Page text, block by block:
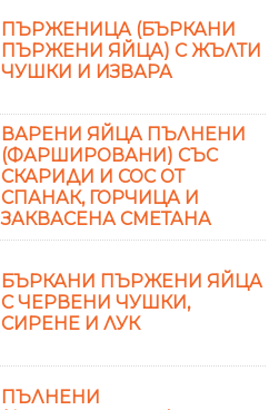
ПЪРЖЕНИЦА (БЪРКАНИ
ПЪРЖЕНИ ЯЙЦА) С ЖЪЛТИ
ЧУШКИ И ИЗВАРА
ВАРЕНИ ЯЙЦА ПЪЛНЕНИ
(ФАРШИРОВАНИ) СЪС
СКАРИДИ И СОС ОТ
СПАНАК, ГОРЧИЦА И
ЗАКВАСЕНА СМЕТАНА
БЪРКАНИ ПЪРЖЕНИ ЯЙЦА
С ЧЕРВЕНИ ЧУШКИ,
СИРЕНЕ И ЛУК
ПЪЛНЕНИ